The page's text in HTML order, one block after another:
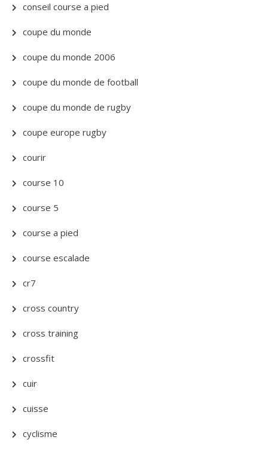
conseil course a pied
coupe du monde
coupe du monde 2006
coupe du monde de football
coupe du monde de rugby
coupe europe rugby
courir
course 10
course 5
course a pied
course escalade
cr7
cross country
cross training
crossfit
cuir
cuisse
cyclisme